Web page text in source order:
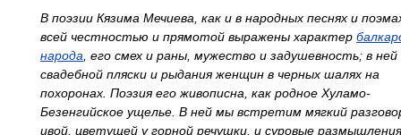
В поэзии Кязима Мечиева, как и в народных песнях и
всей честностью и прямотой выражены характер
народа, его смех и раны, мужество и задушевность; в ней
свадебной пляски и рыдания женщин в черных шалях на
похоронах. Поэзия его живописна, как родное Хуламо-
Безенгийское ущелье. В ней мы встретим мягкий
ивой, цветущей у горной речушки, и суровые